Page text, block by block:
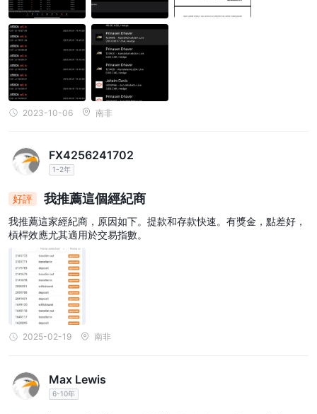
2023-10-06 南非
FX4256241702
1-2年
好評 我推薦這個經紀商
我推薦這家經紀商，原因如下。提款和存款快速。有獎金，點差好，
槓桿效應尤其適用於交易指數。
2025-02-19 南非
Max Lewis
6-10年